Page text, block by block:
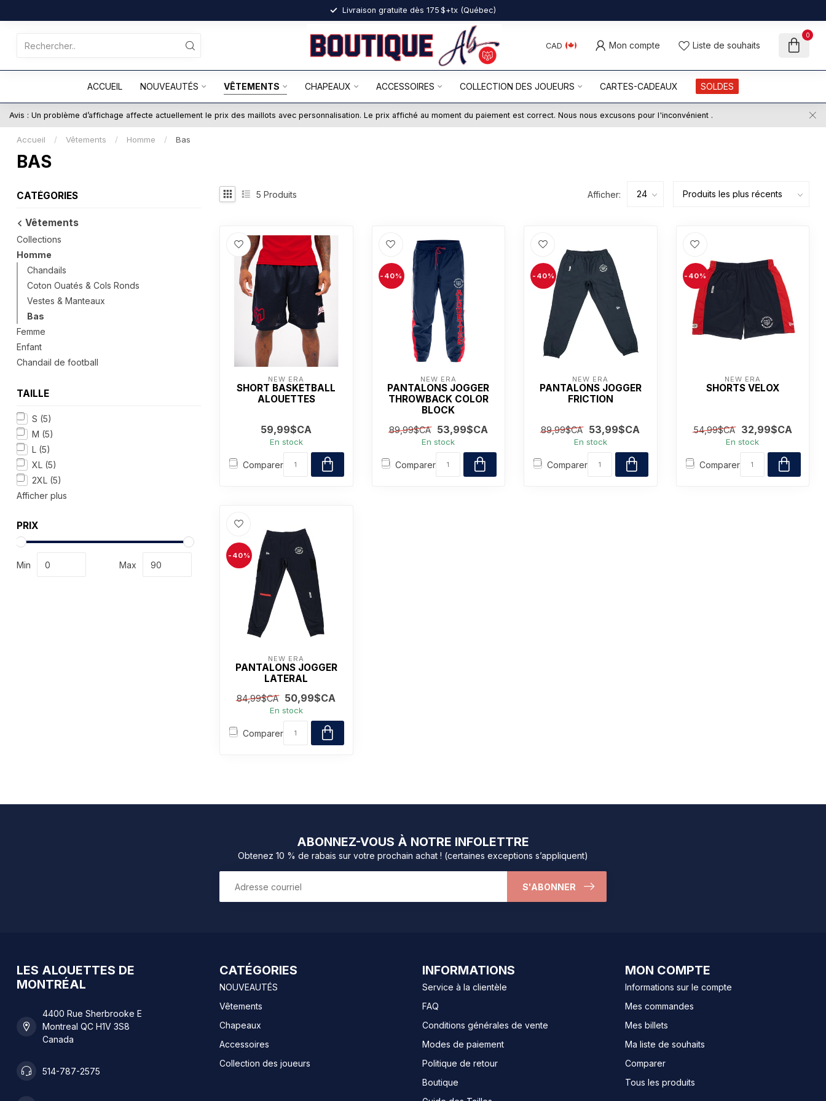
Livraison gratuite dès 175 $+tx (Québec)
CAD Mon compte Liste de souhaits
0
ACCUEIL NOUVEAUTÉS VÊTEMENTS CHAPEAUX ACCESSOIRES COLLECTION DES JOUEURS CARTES-CADEAUX SOLDES
Avis : Un problème d’affichage affecte actuellement le prix des maillots avec personnalisation. Le prix affiché au moment du paiement est correct. Nous nous excusons pour l'inconvénient .
Accueil / Vêtements / Homme / Bas
BAS
CATÉGORIES
Vêtements
Collections
Homme
Chandails
Coton Ouatés & Cols Ronds
Vestes & Manteaux
Bas
Femme
Enfant
Chandail de football
TAILLE
S (5)
M (5)
L (5)
XL (5)
2XL (5)
Afficher plus
PRIX
Min Max
5 Produits Afficher:
NEW ERA
SHORT BASKETBALL
ALOUETTES
59,99$CA
En stock
Comparer
-40%
NEW ERA
PANTALONS JOGGER
THROWBACK COLOR
BLOCK
89,99$CA 53,99$CA
En stock
Comparer
-40%
NEW ERA
PANTALONS JOGGER
FRICTION
89,99$CA 53,99$CA
En stock
Comparer
-40%
NEW ERA
SHORTS VELOX
54,99$CA 32,99$CA
En stock
Comparer
-40%
NEW ERA
PANTALONS JOGGER
LATERAL
84,99$CA 50,99$CA
En stock
Comparer
ABONNEZ-VOUS À NOTRE INFOLETTRE
Obtenez 10 % de rabais sur votre prochain achat ! (certaines exceptions s’appliquent)
S'ABONNER
LES ALOUETTES DE
MONTRÉAL
4400 Rue Sherbrooke E
Montreal QC H1V 3S8
Canada
514-787-2575
CATÉGORIES
NOUVEAUTÉS
Vêtements
Chapeaux
Accessoires
Collection des joueurs
INFORMATIONS
Service à la clientèle
FAQ
Conditions générales de vente
Modes de paiement
Politique de retour
Boutique
MON COMPTE
Informations sur le compte
Mes commandes
Mes billets
Ma liste de souhaits
Comparer
Tous les produits